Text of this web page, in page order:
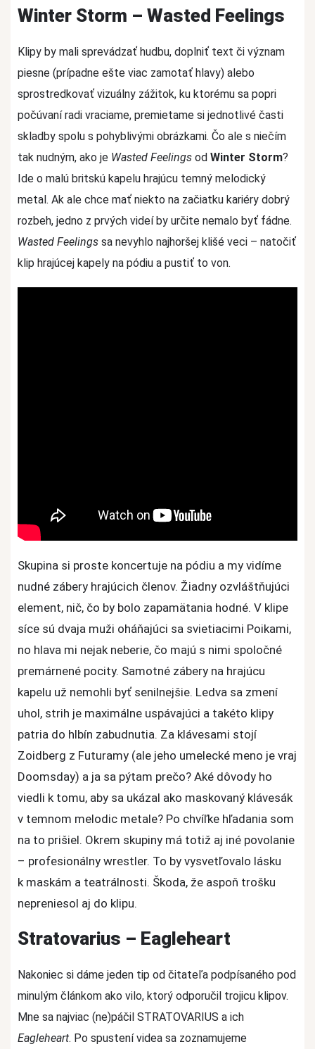
Winter Storm – Wasted Feelings
Klipy by mali sprevádzať hudbu, doplniť text či význam
piesne (prípadne ešte viac zamotať hlavy) alebo
sprostredkovať vizuálny zážitok, ku ktorému sa popri
počúvaní radi vraciame, premietame si jednotlivé časti
skladby spolu s pohyblivými obrázkami. Čo ale s niečím
tak nudným, ako je Wasted Feelings od Winter Storm?
Ide o malú britskú kapelu hrajúcu temný melodický
metal. Ak ale chce mať niekto na začiatku kariéry dobrý
rozbeh, jedno z prvých videí by určite nemalo byť fádne.
Wasted Feelings sa nevyhlo najhoršej klišé veci – natočiť
klip hrajúcej kapely na pódiu a pustiť to von.
Skupina si proste koncertuje na pódiu a my vidíme
nudné zábery hrajúcich členov. Žiadny ozvláštňujúci
element, nič, čo by bolo zapamätania hodné. V klipe
síce sú dvaja muži oháňajúci sa svietiacimi Poikami,
no hlava mi nejak neberie, čo majú s nimi spoločné
premárnené pocity. Samotné zábery na hrajúcu
kapelu už nemohli byť senilnejšie. Ledva sa zmení
uhol, strih je maximálne uspávajúci a takéto klipy
patria do hlbín zabudnutia. Za klávesami stojí
Zoidberg z Futuramy (ale jeho umelecké meno je vraj
Doomsday) a ja sa pýtam prečo? Aké dôvody ho
viedli k tomu, aby sa ukázal ako maskovaný klávesák
v temnom melodic metale? Po chvíľke hľadania som
na to prišiel. Okrem skupiny má totiž aj iné povolanie
– profesionálny wrestler. To by vysvetľovalo lásku
k maskám a teatrálnosti. Škoda, že aspoň trošku
nepreniesol aj do klipu.
Stratovarius – Eagleheart
Nakoniec si dáme jeden tip od čitateľa podpísaného pod
minulým článkom ako vilo, ktorý odporučil trojicu klipov.
Mne sa najviac (ne)páčil STRATOVARIUS a ich
Eagleheart. Po spustení videa sa zoznamujeme